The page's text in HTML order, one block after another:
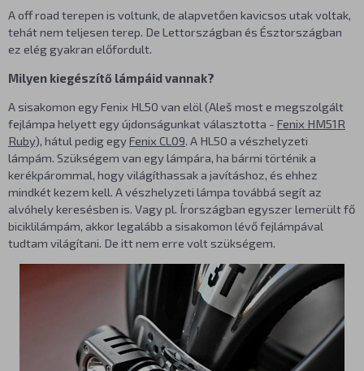
A off road terepen is voltunk, de alapvetően kavicsos utak voltak,
tehát nem teljesen terep. De Lettországban és Észtországban
ez elég gyakran előfordult.
Milyen kiegészítő lámpáid vannak?
A sisakomon egy Fenix HL50 van elöl (Aleš most e megszolgált
fejlámpa helyett egy újdonságunkat választotta - Fenix HM51R
Ruby), hátul pedig egyFenix CL09. A HL50 a vészhelyzeti
lámpám. Szükségem van egy lámpára, ha bármi történik a
kerékpárommal, hogy világíthassak a javításhoz, és ehhez
mindkét kezem kell. A vészhelyzeti lámpa továbbá segít az
alvóhely keresésben is. Vagy pl. Írországban egyszer lemerült fő
biciklilámpám, akkor legalább a sisakomon lévő fejlámpával
tudtam világítani. De itt nem erre volt szükségem.